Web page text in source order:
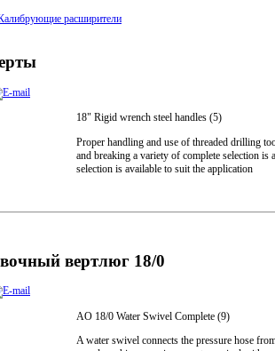
расширители
18" Rigid wrench steel handles (5)
Proper handling and use of threaded drilling
and breaking a variety of complete selection
selection is available to suit the application
вертлюг 18/0
AO 18/0 Water Swivel Complete (9)
A water swivel connects the pressure hose